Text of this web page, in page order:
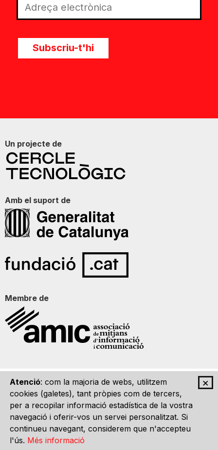
×
Atenció: com la majoria de webs, utilitzem
cookies (galetes), tant pròpies com de tercers,
per a recopilar informació estadística de la vostra
navegació i oferir-vos un servei personalitzat. Si
continueu navegant, considerem que n'accepteu
l'ús. Més informació
Subscriu-t'hi
Un projecte de
Amb el suport de
Membre de
Qui som Contacte Imatge Gràfica Avís legal